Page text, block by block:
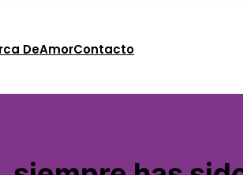
DeAmorContacto